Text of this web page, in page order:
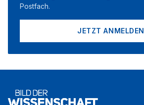
Postfach.
JETZT ANMELDEN